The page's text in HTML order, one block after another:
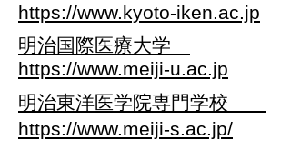
https://www.kyoto-iken.ac.jp
​明治国際医療大学
https://www.meiji-u.ac.jp
明治東洋医学院専門学校
https://www.meiji-s.ac.jp/